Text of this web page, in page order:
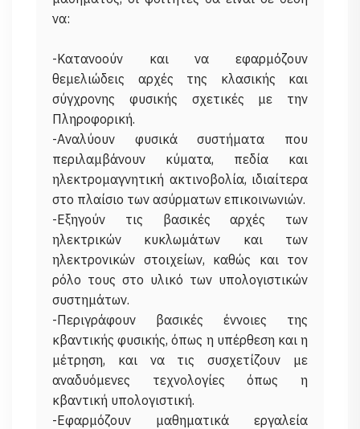
να:
-Κατανοούν και να εφαρμόζουν
θεμελιώδεις αρχές της κλασικής και
σύγχρονης φυσικής σχετικές με την
Πληροφορική.
-Αναλύουν φυσικά συστήματα που
περιλαμβάνουν κύματα, πεδία και
ηλεκτρομαγνητική ακτινοβολία, ιδιαίτερα
στο πλαίσιο των ασύρματων επικοινωνιών.
-Εξηγούν τις βασικές αρχές των
ηλεκτρικών κυκλωμάτων και των
ηλεκτρονικών στοιχείων, καθώς και τον
ρόλο τους στο υλικό των υπολογιστικών
συστημάτων.
-Περιγράφουν βασικές έννοιες της
κβαντικής φυσικής, όπως η υπέρθεση και η
μέτρηση, και να τις συσχετίζουν με
αναδυόμενες τεχνολογίες όπως η
κβαντική υπολογιστική.
-Εφαρμόζουν μαθηματικά εργαλεία